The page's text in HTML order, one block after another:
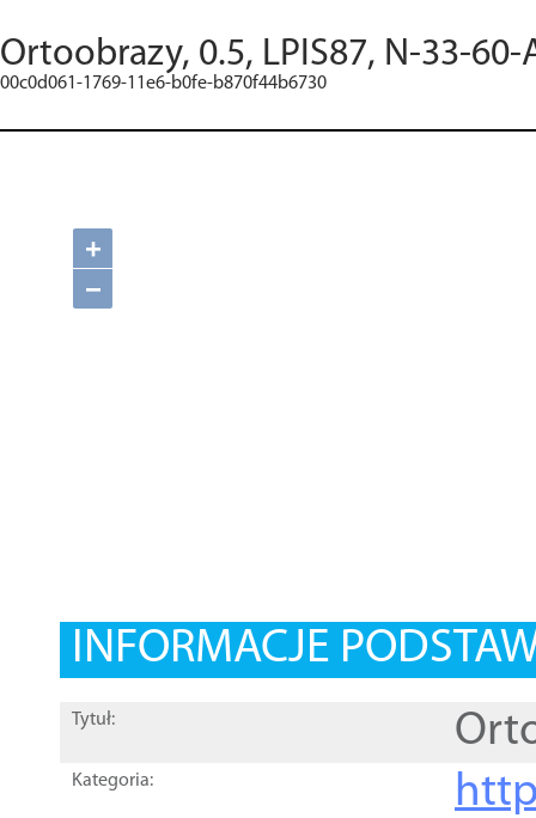
Ortoobrazy, 0.5, LPIS87, N-33-60-
00c0d061-1769-11e6-b0fe-b870f44b6730
+
−
INFORMACJE
Tytuł:
Kategoria: